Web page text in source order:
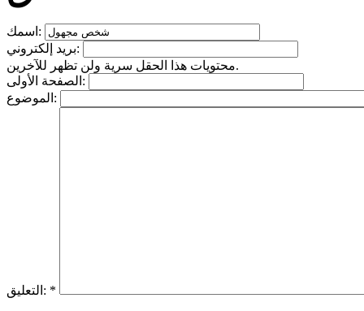
اسمك:
بريد إلكتروني:
محتويات هذا الحقل سرية ولن تظهر للآخرين.
الصفحة الأولى:
الموضوع:
التعليق: *